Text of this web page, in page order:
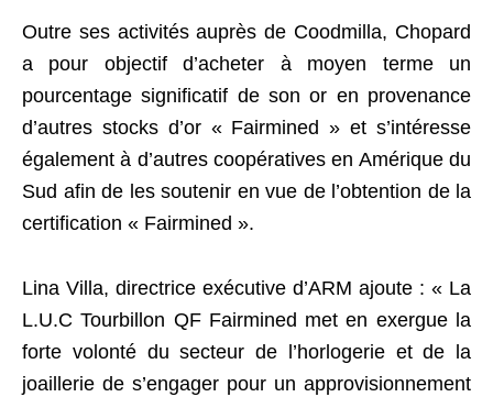
Outre ses activités auprès de Coodmilla, Chopard
a pour objectif d’acheter à moyen terme un
pourcentage significatif de son or en provenance
d’autres stocks d’or « Fairmined » et s’intéresse
également à d’autres coopératives en Amérique du
Sud afin de les soutenir en vue de l’obtention de la
certification « Fairmined ».
Lina Villa, directrice exécutive d’ARM ajoute : « La
L.U.C Tourbillon QF Fairmined met en exergue la
forte volonté du secteur de l’horlogerie et de la
joaillerie de s’engager pour un approvisionnement